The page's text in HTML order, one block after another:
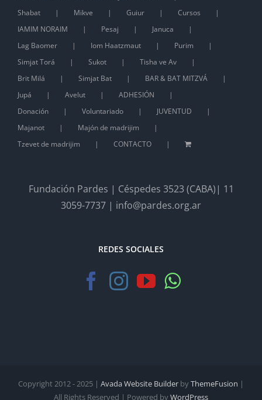
Shabat
Mikve Guiur
Cursos
IAMIM NORAIM
Pesaj
Januca
Lag Baomer
Iom Haatzmaut
Purim
Simjat Torá
Sukot
Tisha ve Av
Brit Milá
Simjat Bat
BAR & BAT MITZVÁ
Jupá
Avelut
ADHESIÓN
Donación
Voluntariado
JUVENTUD
Majanot
Majón de madrijim
Tzevet de madrijim
CONTACTO
Fundación Pardes | Céspedes 3523 (CABA)| 11
3059-7737 | info@pardes.org.ar
REDES SOCIALES
Copyright 2012 - 2025 | Avada Website Builder byThemeFusion |
All Rights Reserved | Powered byWordPress